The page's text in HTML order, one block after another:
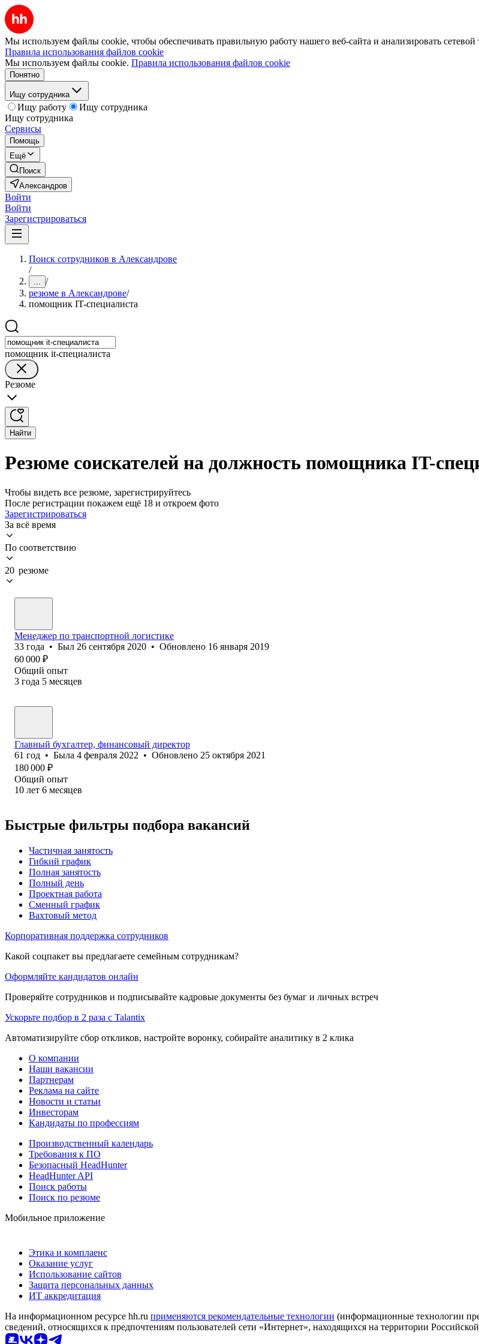
Мы используем файлы cookie, чтобы обеспечивать правильную работу нашего веб-сайта и анализировать сетевой
Правила использования файлов cookie
Мы используем файлы cookie. Правила использования файлов cookie
Понятно
Ищу сотрудника
Ищу работу
Ищу сотрудника
Ищу сотрудника
Сервисы
Помощь
Ещё
Поиск
Александров
Войти
Войти
Зарегистрироваться
Поиск сотрудников в Александрове
/
... /
резюме в Александрове/
помощник IT-специалиста
помощник it-специалиста
Резюме
Найти
Резюме соискателей на должность помощника IT-
Чтобы видеть все резюме, зарегистрируйтесь
После регистрации покажем ещё 18 и откроем фото
Зарегистрироваться
За всё время
По соответствию
20 резюме
Менеджер по транспортной логистике
33 года • Был 26 сентября 2020 • Обновлено 16 января 2019
60 000 ₽
Общий опыт
3 года 5 месяцев
Главный бухгалтер, финансовый директор
61 год • Была 4 февраля 2022 • Обновлено 25 октября 2021
180 000 ₽
Общий опыт
10 лет 6 месяцев
Быстрые фильтры подбора вакансий
Частичная занятость
Гибкий график
Полная занятость
Полный день
Проектная работа
Сменный график
Вахтовый метод
Корпоративная поддержка сотрудников
Какой соцпакет вы предлагаете семейным сотрудникам?
Оформляйте кандидатов онлайн
Проверяйте сотрудников и подписывайте кадровые документы без бумаг и личных встреч
Ускорьте подбор в 2 раза с Talantix
Автоматизируйте сбор откликов, настройте воронку, собирайте аналитику в 2 клика
О компании
Наши вакансии
Партнерам
Реклама на сайте
Новости и статьи
Инвесторам
Кандидаты по профессиям
Производственный календарь
Требования к ПО
Безопасный HeadHunter
HeadHunter API
Поиск работы
Поиск по резюме
Мобильное приложение
Этика и комплаенс
Оказание услуг
Использование сайтов
Защита персональных данных
ИТ аккредитация
На информационном ресурсе hh.ru применяются рекомендательные технологии (информационные технологии
сведений, относящихся к предпочтениям пользователей сети «Интернет», находящихся на территории